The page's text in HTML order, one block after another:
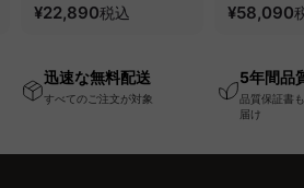
圧縮梱包で搬入しやす
ァ
¥22,890税込
要で組み
¥58,090
迅速な無料配送
すべてのご注文が対象
5年間品
品質保証書
届け